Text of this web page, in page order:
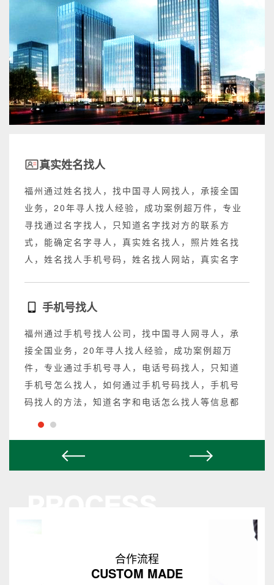
真实姓名找人
福州通过姓名找人，找中国寻人网找人，承接全国
业务，20年寻人找人经验，成功案例超万件，专业
寻找通过名字找人，只知道名字找对方的联系方
式，能确定名字寻人，真实姓名找人，照片姓名找
人，姓名找人手机号码，姓名找人网站，真实名字
手机号找人
福州通过手机号找人公司，找中国寻人网寻人，承
接全国业务，20年寻人找人经验，成功案例超万
件，专业通过手机号寻人，电话号码找人，只知道
手机号怎么找人，如何通过手机号码找人，手机号
码找人的方法，知道名字和电话怎么找人等信息都
可以操作，不成功不收费。
合作流程
CUSTOM MADE